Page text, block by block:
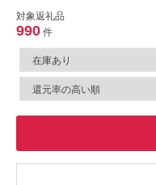
対象返礼品
990 件